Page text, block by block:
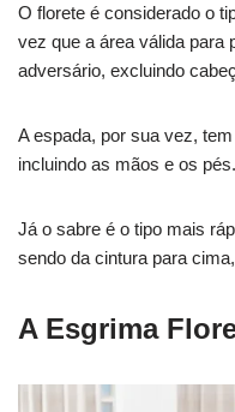
O florete é considerado o
vez que a área válida para
adversário, excluindo
A espada, por sua vez,
incluindo as mãos e os pés.
Já o sabre é o tipo mais
sendo da cintura para
A Esgrima